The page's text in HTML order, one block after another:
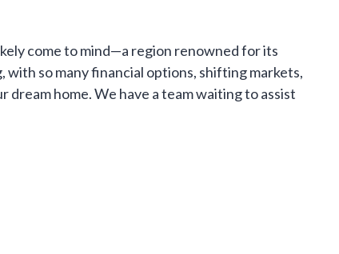
come to mind—a region renowned for its
so many financial options, shifting markets,
home. We have a team waiting to assist